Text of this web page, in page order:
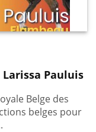
Pauluis
Belge des
belges pour